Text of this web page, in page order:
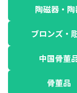
陶磁器・
ブロンズ・
中国骨董
骨董品